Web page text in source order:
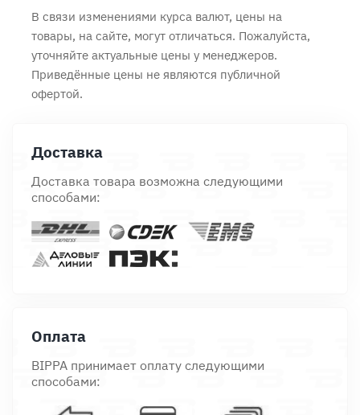
В связи изменениями курса валют, цены на
товары, на сайте, могут отличаться. Пожалуйста,
уточняйте актуальные цены у менеджеров.
Приведённые цены не являются публичной
офертой.
Доставка
Доставка товара возможна следующими
способами:
Оплата
BIPPA принимает оплату следующими
способами: